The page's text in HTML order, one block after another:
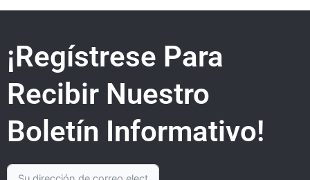
¡Regístrese Para
Recibir Nuestro
Boletín Informativo!